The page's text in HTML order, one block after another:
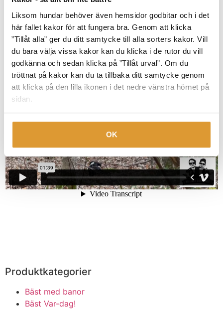
Liksom hundar behöver även hemsidor godbitar och i det
här fallet kakor för att fungera bra. Genom att klicka
”Tillåt alla” ger du ditt samtycke till alla sorters kakor. Vill
du bara välja vissa kakor kan du klicka i de rutor du vill
godkänna och sedan klicka på ”Tillåt urval”. Om du
tröttnat på kakor kan du ta tillbaka ditt samtycke genom
att klicka på den lilla ikonen i det nedre vänstra hörnet på
sidan.
OK
handbroms när du behöver det!
Produktkategorier
Bäst med banor
Bäst Var-dag!